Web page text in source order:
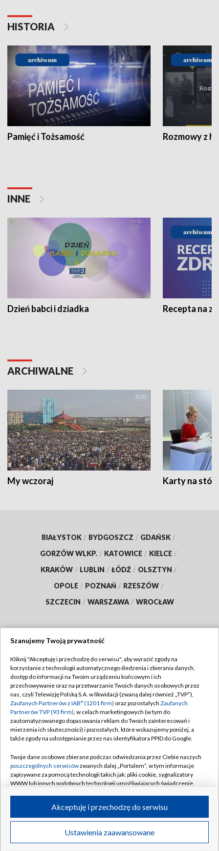
HISTORIA
Pamięć i Tożsamość Rozmowy z
INNE
Dzień babci i dziadka Recepta na
ARCHIWALNE
My wczoraj Karty na
BIAŁYSTOK / BYDGOSZCZ / GDAŃSK /
GORZÓW WLKP. / KATOWICE / KIELCE /
KRAKÓW / LUBLIN / ŁÓDŹ / OLSZTYN /
OPOLE / POZNAŃ / RZESZÓW /
SZCZECIN / WARSZAWA / WROCŁAW
TVP
Abonament TVP
Emisja w TVP
Centrum informacji TVP
Naziemna Telewizja Cyfrowa
Rada Programowa
System NOS
Informacje o nadawcy
Program dla prasy
Ogłoszenie przetargowe
Regulamin TVP
Polityka prywatności
Moje zgody
Pomoc
Kontakt
Kanały
©2026 Telewizja Polska S.A. w likwidacji
Szanujemy Twoją prywatność
Kliknij "Akceptuję i przechodzę do serwisu", aby wyrazić zgody na
korzystanie z technologii automatycznego śledzenia i zbierania danych,
dostęp do informacji na Twoim urządzeniu końcowym i ich
przechowywanie oraz na przetwarzanie Twoich danych osobowych przez
nas, czyli Telewizję Polską S.A. w likwidacji (zwaną dalej również „TVP”),
Zaufanych Partnerów z IAB* (1201 firm) oraz pozostałych Zaufanych
Partnerów TVP (93 firm), w celach marketingowych (w tym do
zautomatyzowanego dopasowania reklam do Twoich zainteresowań i
mierzenia ich skuteczności) i pozostałych, które wskazujemy poniżej, a
także zgody na udostępnianie przez nas identyfikatora PPID do Google.
Twoje dane osobowe zbierane podczas odwiedzania przez Ciebie naszych
poszczególnych serwisówzwanych dalej „Portalem”, w tym informacje
zapisywane za pomocą technologii takich jak: pliki cookie, sygnalizatory
WWW lub innych podobnych technologii umożliwiających świadczenie
ruchu w Internecie.
Twoje dane osobowe zbierane podczas odwiedzania przez Ciebie
poszczególnych serwisówna Portalu, takie jak adresy IP, identyfikatory
Ustawienia zaawansowane
Akceptuję i przechodzę do serwisu